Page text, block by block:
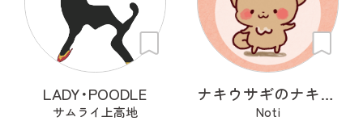
LADY･POODLE
サムライ上高地
ナキウサギのナキピコ
Noti